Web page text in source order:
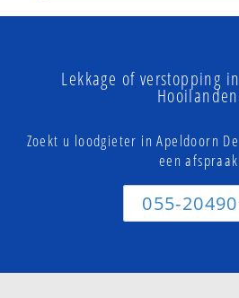
Lekkage of verstopping
Zoekt u loodgieter in Apeldoorn
een
055-